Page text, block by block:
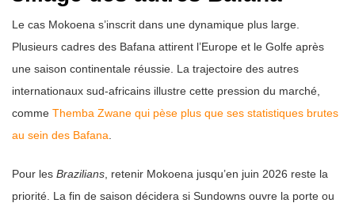
Le cas Mokoena s’inscrit dans une dynamique plus large.
Plusieurs cadres des Bafana attirent l’Europe et le Golfe après
une saison continentale réussie. La trajectoire des autres
internationaux sud-africains illustre cette pression du marché,
comme Themba Zwane qui pèse plus que ses statistiques brutes
au sein des Bafana
Pour les Brazilians , retenir Mokoena jusqu’en juin 2026 reste la
priorité. La fin de saison décidera si Sundowns ouvre la porte ou